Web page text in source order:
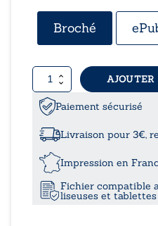
Broché
quantité
de
Échec
de
Sicile
Paiement sécurisé
Livraison pour 3€,
Impression en
Fichier compatible
liseuses et tablettes